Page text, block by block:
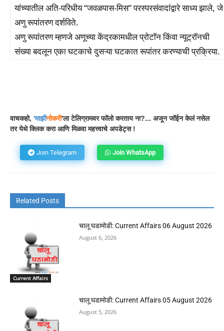
यांच्यातील अति-परिधीय “जवळपास-मिस” परस्परसंवादांद्वारे साध्य झाले, जे
अणु रूपांतरण दर्शविते.
अणु रूपांतरण म्हणजे अणूच्या केंद्रकामधील प्रोटॉन किंवा न्यूट्रॉनची
संख्या बदलून एका घटकाचे दुसऱ्या घटकात रूपांतर करण्याची प्रक्रिया.
वाचकहो, 'माझीनोकरी'ला टेलिग्रामवर फॉलो करताय ना?... अजून जॉईन केलं नसेल
तर येथे क्लिक करा आणि मिळवा महत्त्वाचे अपडेट्स !
Join Telegram Join WhatsApp
Related Posts
Current Affairs
चालू घडामोडी: Current Affairs 06 August 2026
August 6, 2026
चालू घडामोडी: Current Affairs 05 August 2026
August 5, 2026